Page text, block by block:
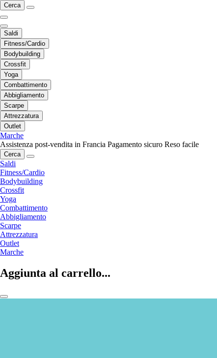
Cerca
Saldi
Fitness/Cardio
Bodybuilding
Crossfit
Yoga
Combattimento
Abbigliamento
Scarpe
Attrezzatura
Outlet
Marche
Assistenza post-vendita in Francia Pagamento sicuro Reso facile
Cerca
Saldi
Fitness/Cardio
Bodybuilding
Crossfit
Yoga
Combattimento
Abbigliamento
Scarpe
Attrezzatura
Outlet
Marche
Aggiunta al carrello...